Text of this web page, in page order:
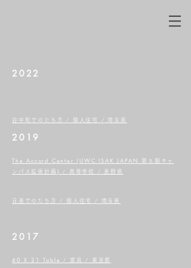
2022
谷中町でのたち方 / 個人住宅 / 埼玉県
2019
The Accord Center (UWC ISAK JAPAN 第 ５
期キャ
ンパス拡張計画 )/ 高等学校 / 長野県
日進でのたち方 / 個人住宅 / 埼玉県
2017
40 X 21 Table/ 家具 / 東京都